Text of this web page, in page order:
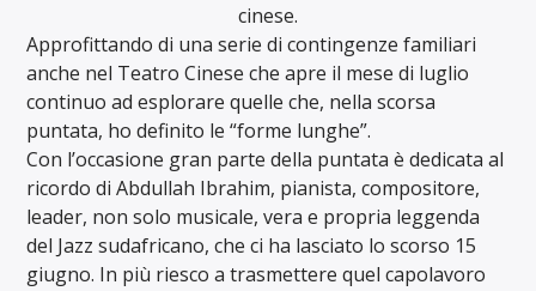
cinese.
Approfittando di una serie di contingenze familiari
anche nel Teatro Cinese che apre il mese di luglio
continuo ad esplorare quelle che, nella scorsa
puntata, ho definito le “forme lunghe”.
Con l’occasione gran parte della puntata è dedicata al
ricordo di Abdullah Ibrahim, pianista, compositore,
leader, non solo musicale, vera e propria leggenda
del Jazz sudafricano, che ci ha lasciato lo scorso 15
giugno. In più riesco a trasmettere quel capolavoro